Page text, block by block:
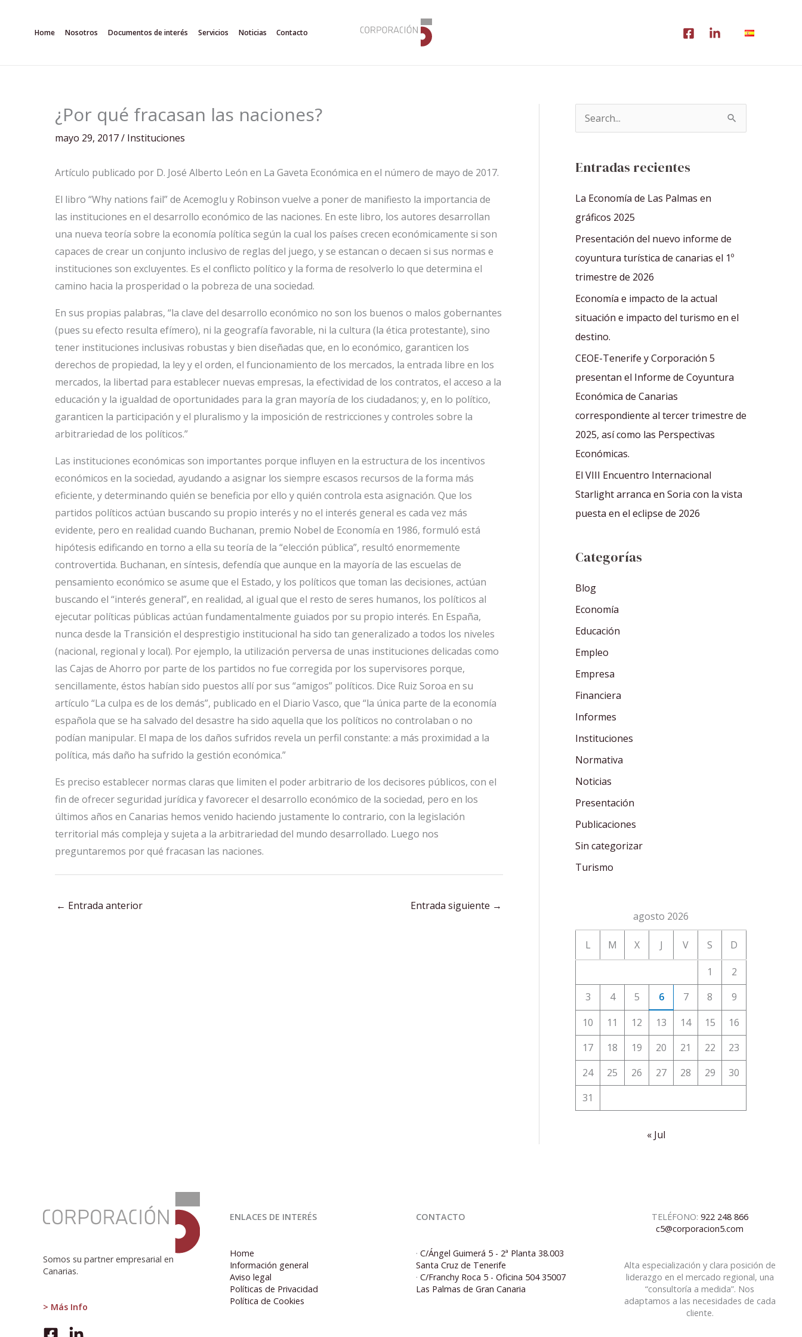
Home Nosotros Documentos de interés Servicios Noticias Contacto
¿Por qué fracasan las naciones?
mayo 29, 2017/ Instituciones
Artículo publicado por D. José Alberto León en La Gaveta Económica en el número de mayo de 2017.
El libro “Why nations fail” de Acemoglu y Robinson vuelve a poner de manifiesto la importancia de
las instituciones en el desarrollo económico de las naciones. En este libro, los autores desarrollan
una nueva teoría sobre la economía política según la cual los países crecen económicamente si son
capaces de crear un conjunto inclusivo de reglas del juego, y se estancan o decaen si sus normas e
instituciones son excluyentes. Es el conflicto político y la forma de resolverlo lo que determina el
camino hacia la prosperidad o la pobreza de una sociedad.
En sus propias palabras, “la clave del desarrollo económico no son los buenos o malos gobernantes
(pues su efecto resulta efímero), ni la geografía favorable, ni la cultura (la ética protestante), sino
tener instituciones inclusivas robustas y bien diseñadas que, en lo económico, garanticen los
derechos de propiedad, la ley y el orden, el funcionamiento de los mercados, la entrada libre en los
mercados, la libertad para establecer nuevas empresas, la efectividad de los contratos, el acceso a la
educación y la igualdad de oportunidades para la gran mayoría de los ciudadanos; y, en lo político,
garanticen la participación y el pluralismo y la imposición de restricciones y controles sobre la
arbitrariedad de los políticos.”
Las instituciones económicas son importantes porque influyen en la estructura de los incentivos
económicos en la sociedad, ayudando a asignar los siempre escasos recursos de la forma más
eficiente, y determinando quién se beneficia por ello y quién controla esta asignación. Que los
partidos políticos actúan buscando su propio interés y no el interés general es cada vez más
evidente, pero en realidad cuando Buchanan, premio Nobel de Economía en 1986, formuló está
hipótesis edificando en torno a ella su teoría de la “elección pública”, resultó enormemente
controvertida. Buchanan, en síntesis, defendía que aunque en la mayoría de las escuelas de
pensamiento económico se asume que el Estado, y los políticos que toman las decisiones, actúan
buscando el “interés general”, en realidad, al igual que el resto de seres humanos, los políticos al
ejecutar políticas públicas actúan fundamentalmente guiados por su propio interés. En España,
nunca desde la Transición el desprestigio institucional ha sido tan generalizado a todos los niveles
(nacional, regional y local). Por ejemplo, la utilización perversa de unas instituciones delicadas como
las Cajas de Ahorro por parte de los partidos no fue corregida por los supervisores porque,
sencillamente, éstos habían sido puestos allí por sus “amigos” políticos. Dice Ruiz Soroa en su
artículo “La culpa es de los demás”, publicado en el Diario Vasco, que “la única parte de la economía
española que se ha salvado del desastre ha sido aquella que los políticos no controlaban o no
podían manipular. El mapa de los daños sufridos revela un perfil constante: a más proximidad a la
política, más daño ha sufrido la gestión económica.”
Es preciso establecer normas claras que limiten el poder arbitrario de los decisores públicos, con el
fin de ofrecer seguridad jurídica y favorecer el desarrollo económico de la sociedad, pero en los
últimos años en Canarias hemos venido haciendo justamente lo contrario, con la legislación
territorial más compleja y sujeta a la arbitrariedad del mundo desarrollado. Luego nos
preguntaremos por qué fracasan las naciones.
← Entrada anterior Entrada siguiente →
a
r
p
o
r
:
Entradas recientes
La Economía de Las Palmas en
gráficos 2025
Presentación del nuevo informe de
coyuntura turística de canarias el 1º
trimestre de 2026
Economía e impacto de la actual
situación e impacto del turismo en el
destino.
CEOE-Tenerife y Corporación 5
presentan el Informe de Coyuntura
Económica de Canarias
correspondiente al tercer trimestre de
2025, así como las Perspectivas
Económicas.
El VIII Encuentro Internacional
Starlight arranca en Soria con la vista
puesta en el eclipse de 2026
Categorías
Blog
Economía
Educación
Empleo
Empresa
Financiera
Informes
Instituciones
Normativa
Noticias
Presentación
Publicaciones
Sin categorizar
Turismo
agosto 2026
L M X J V S D
1
2
3
4 5 6 7 8
9
10
11 12 13 14 15
16
17
18 19 20 21 22
23
24
25 26 27 28 29
30
31
« Jul
Somos su partner empresarial en
Canarias.
> Más Info
¿Por
qué
naciones?
ENLACES DE INTERÉS
Home
Información general
Aviso legal
Políticas de Privacidad
Política de Cookies
CONTACTO
· C/Ángel Guimerá 5 - 2ª Planta 38.003
Santa Cruz de Tenerife
· C/Franchy Roca 5 - Oficina 504 35007
Las Palmas de Gran Canaria
TELÉFONO: 922 248 866
c5@corporacion5.com
Alta especialización y clara posición de
liderazgo en el mercado regional, una
“consultoría a medida”. Nos
adaptamos a las necesidades de cada
cliente.